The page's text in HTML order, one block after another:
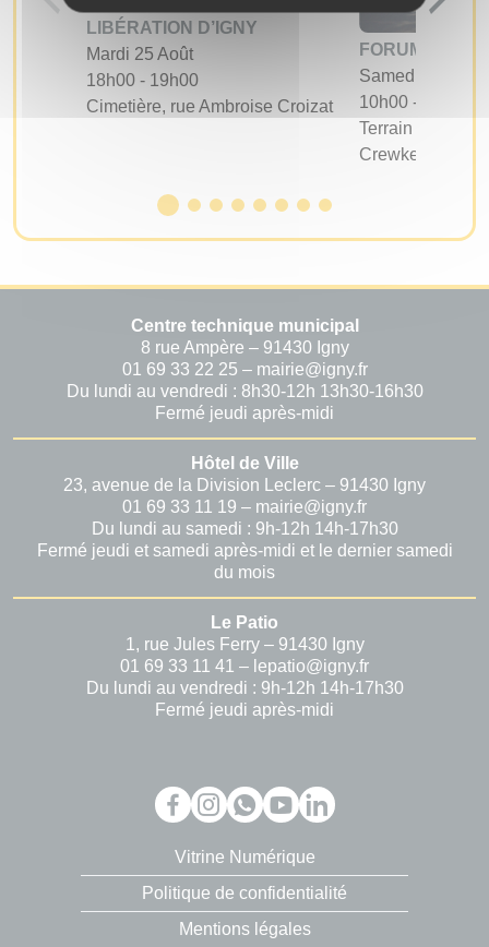
LIBÉRATION D’IGNY
Mardi 25 Août
18h00 - 19h00
Cimetière, rue Ambroise Croizat
FORUM DES
Samedi 05
10h00 - 17h00
Terrain
Crewkerne
Centre technique municipal
8 rue Ampère – 91430 Igny
01 69 33 22 25 – mairie@igny.fr
Du lundi au vendredi : 8h30-12h 13h30-16h30
Fermé jeudi après-midi
Hôtel de Ville
23, avenue de la Division Leclerc – 91430 Igny
01 69 33 11 19 – mairie@igny.fr
Du lundi au samedi : 9h-12h 14h-17h30
Fermé jeudi et samedi après-midi et le dernier samedi
du mois
Le Patio
1, rue Jules Ferry – 91430 Igny
01 69 33 11 41 – lepatio@igny.fr
Du lundi au vendredi : 9h-12h 14h-17h30
Fermé jeudi après-midi
Vitrine Numérique
Politique de confidentialité
Mentions légales